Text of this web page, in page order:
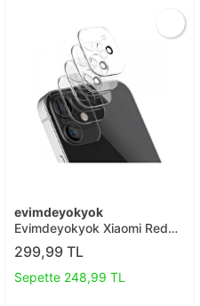
evimdeyokyok
Evimdeyokyok Xiaomi Redmi
Note 11s Kamera Lens
Koruma Cam T20
299,99 TL
Sepette 248,99 TL